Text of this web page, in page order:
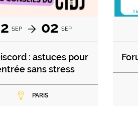
SEP 02 SEP
: astuces pour
sans stress
PARIS